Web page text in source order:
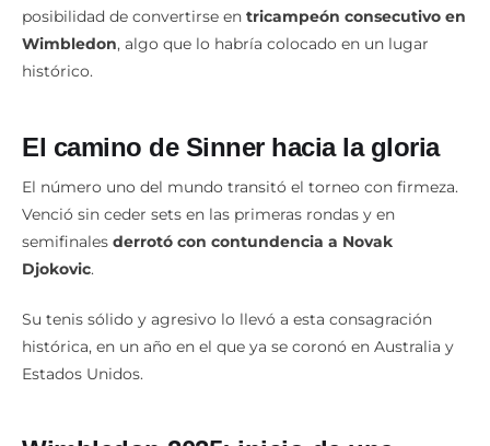
posibilidad de convertirse en tricampeón consecutivo en
Wimbledon, algo que lo habría colocado en un lugar
histórico.
El camino de Sinner hacia la gloria
El número uno del mundo transitó el torneo con firmeza.
Venció sin ceder sets en las primeras rondas y en
semifinales derrotó con contundencia a Novak
Djokovic.
Su tenis sólido y agresivo lo llevó a esta consagración
histórica, en un año en el que ya se coronó en Australia y
Estados Unidos.